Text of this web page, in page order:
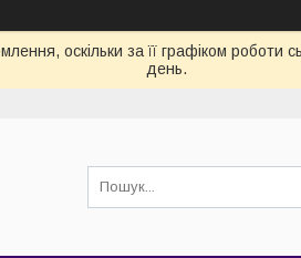
оскільки за її графіком
день.